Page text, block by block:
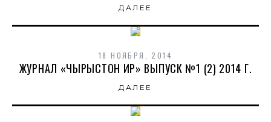
ДАЛЕЕ
18 НОЯБРЯ, 2014
ЖУРНАЛ «ЧЫРЫСТОН ИР» ВЫПУСК №1 (2) 2014 Г.
ДАЛЕЕ